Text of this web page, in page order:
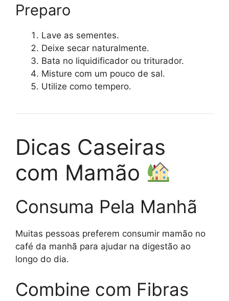
Preparo
Lave as sementes.
Deixe secar naturalmente.
Bata no liquidificador ou triturador.
Misture com um pouco de sal.
Utilize como tempero.
Dicas Caseiras
com Mamão
Consuma Pela Manhã
Muitas pessoas preferem consumir mamão no
café da manhã para ajudar na digestão ao
longo do dia.
Combine com Fibras